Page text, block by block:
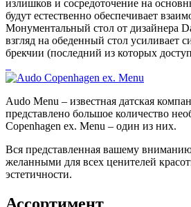
излишков и сосредоточение на
будут естественно обеспечивает
Монументальный стол от дизайнера
взгляд на обеденный стол усиливает
брекчии (последний из которых
Audo Menu – известная датская
представлено большое количество
Copenhagen ex. Menu – один из них.
Вся представленная вашему
желанными для всех ценителей
эстетичности.
Ассортимент